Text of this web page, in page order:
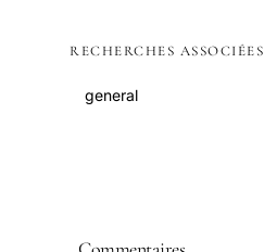
RECHERCHES ASSOCIÉES
general